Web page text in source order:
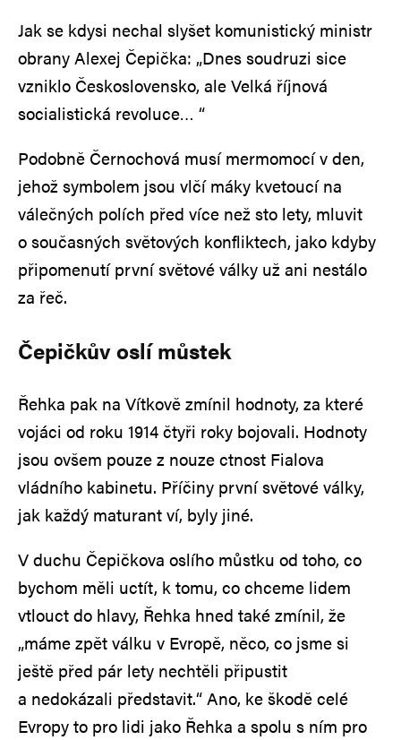
Jak se kdysi nechal slyšet komunistický ministr
obrany Alexej Čepička: „Dnes soudruzi sice
vzniklo Československo, ale Velká říjnová
socialistická revoluce… “
Podobně Černochová musí mermomocí v den,
jehož symbolem jsou vlčí máky kvetoucí na
válečných polích před více než sto lety, mluvit
o současných světových konfliktech, jako kdyby
připomenutí první světové války už ani nestálo
za řeč.
Čepičkův oslí můstek
Řehka pak na Vítkově zmínil hodnoty, za které
vojáci od roku 1914 čtyři roky bojovali. Hodnoty
jsou ovšem pouze z nouze ctnost Fialova
vládního kabinetu. Příčiny první světové války,
jak každý maturant ví, byly jiné.
V duchu Čepičkova oslího můstku od toho, co
bychom měli uctít, k tomu, co chceme lidem
vtlouct do hlavy, Řehka hned také zmínil, že
„máme zpět válku v Evropě, něco, co jsme si
ještě před pár lety nechtěli připustit
a nedokázali představit.“ Ano, ke škodě celé
Evropy to pro lidi jako Řehka a spolu s ním pro